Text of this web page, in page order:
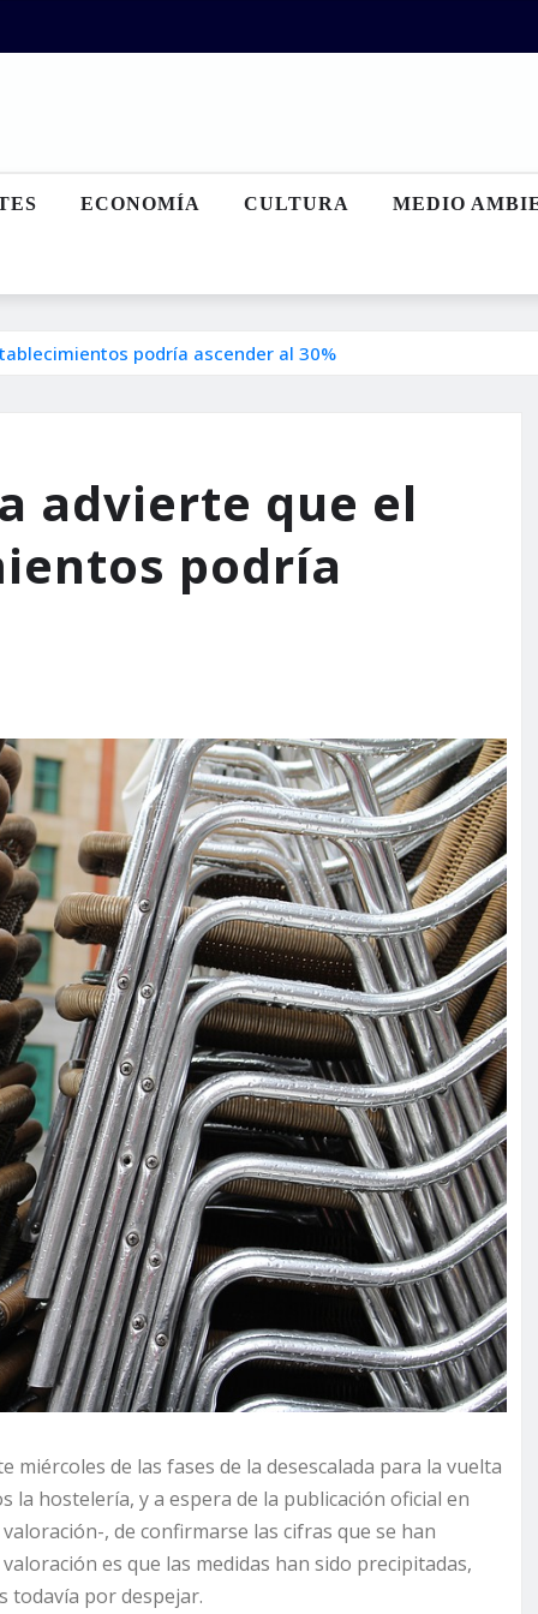
ECONOMÍA CULTURA MEDIO
podría ascender al 30%
advierte que el
podría
de las fases de la desescalada para la vuelta
la hostelería, y a espera de la publicación oficial en
, de confirmarse las cifras que se han
es que las medidas han sido precipitadas,
todavía por despejar.